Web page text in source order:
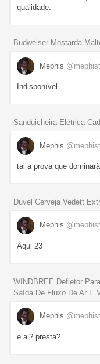
qualidade.
Budweiser Mostarda
Mephis
Indisponível
Sanduicheira Elétrica
Mephis
tai a prova que
Duvel Cerveja Vedett
Mephis
Aqui 23
WINDBREE Defletor
Saída De Fluxo De Ar E
Mephis
e ai? presta?